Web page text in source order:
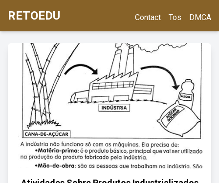
RETOEDU Contact Tos DMCA